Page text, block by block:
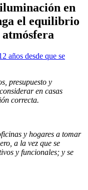
en
el equilibrio
años desde que se
presupuesto y
en casas
correcta.
y hogares a tomar
a la vez que se
y funcionales; y se